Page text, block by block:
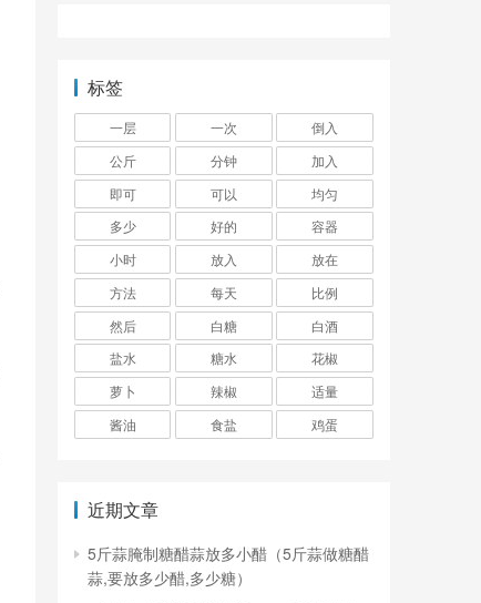
标签
一层 一次
倒入
公斤
分钟
加入
即可
可以
均匀
多少
好的
容器
小时
放入
放在
方法
每天
比例
然后
白糖
白酒
盐水
糖水
花椒
萝卜
辣椒
适量
酱油
食盐 鸡蛋
近期文章
5斤蒜腌制糖醋蒜放多小醋（5斤蒜做糖醋
蒜,要放多少醋,多少糖）